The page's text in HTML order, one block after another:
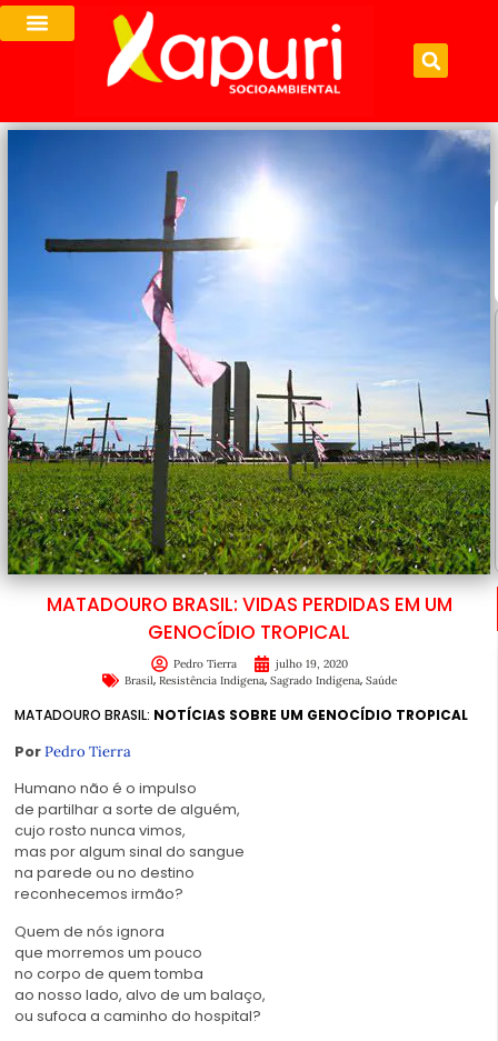
MATADOURO BRASIL: VIDAS PERDIDAS EM UM
GENOCÍDIO TROPICAL
Pedro Tierra
julho 19, 2020
Brasil, Resistência Indígena, Sagrado Indígena, Saúde
MATADOURO BRASIL: NOTÍCIAS SOBRE UM GENOCÍDIO TROPICAL
PorPedro Tierra
Humano não é o impulso
de partilhar a sorte de alguém,
cujo rosto nunca vimos,
mas por algum sinal do sangue
na parede ou no destino
reconhecemos irmão?
Quem de nós ignora
que morremos um pouco
no corpo de quem tomba
ao nosso lado, alvo de um balaço,
ou sufoca a caminho do hospital?